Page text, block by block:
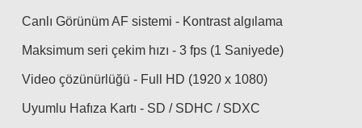
Canlı Görünüm AF sistemi - Kontrast algılama
Maksimum seri çekim hızı - 3 fps (1 Saniyede)
Video çözünürlüğü - Full HD (1920 x 1080)
Uyumlu Hafıza Kartı - SD / SDHC / SDXC